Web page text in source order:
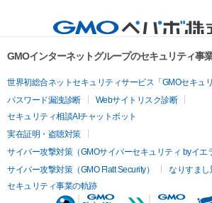
GMOインターネットグループのセキュリティ事
世界初総合ネットセキュリティサービス「GMOセキュリ
パスワード漏洩診断
Webサイトリスク診断
セキュリティ相談AIチャットボット
実在証明・盗聴対策
サイバー攻撃対策（GMOサイバーセキュリティ byイエ
サイバー攻撃対策（GMO Flatt Security）
なりすまし
セキュリティ事業の軌跡